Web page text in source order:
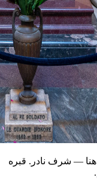
هنا — شرف نادر. قبره